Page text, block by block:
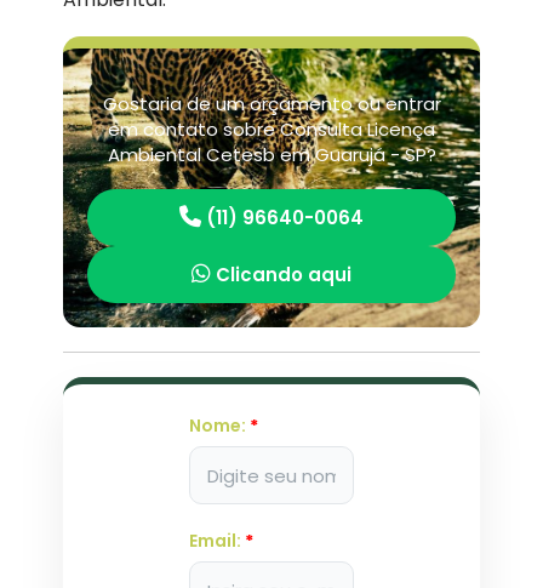
Gostaria de um orçamento ou entrar
em contato sobre Consulta Licença
Ambiental Cetesb em Guarujá - SP?
(11) 96640-0064
Clicando aqui
Nome: *
Email: *